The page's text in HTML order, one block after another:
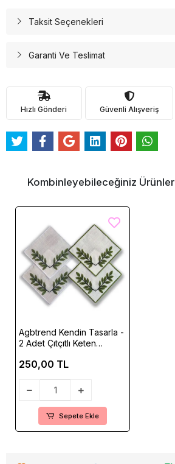
Taksit Seçenekleri
Garanti Ve Teslimat
Hızlı Gönderi Güvenli Alışveriş
Kombinleyebileceğiniz Ürünler
Agbtrend Kendin Tasarla -
2 Adet Çıtçıtlı Keten
15x15cm
250,00 TL
Sepete Ekle